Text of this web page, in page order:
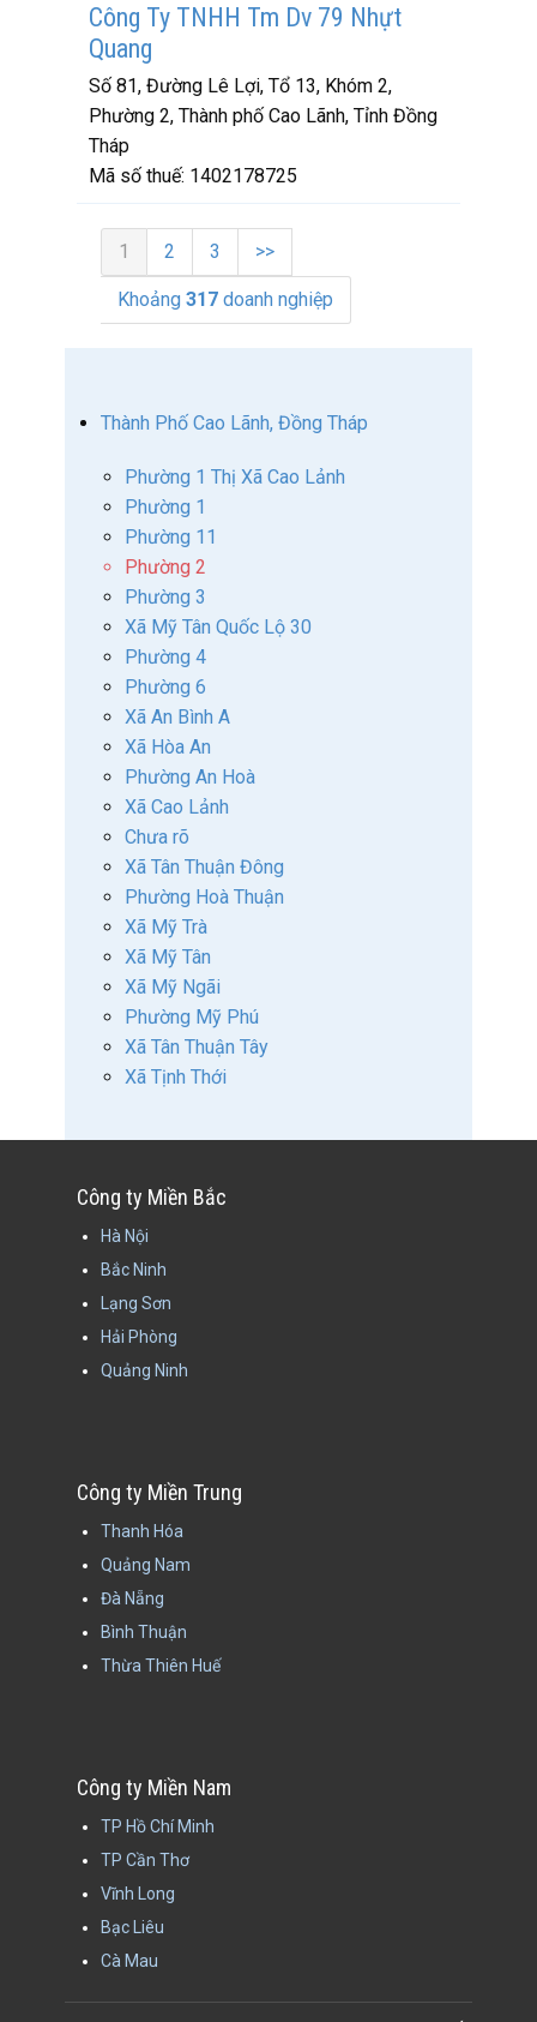
Công Ty TNHH Tm Dv 79 Nhựt
Quang
Số 81, Đường Lê Lợi, Tổ 13, Khóm 2,
Phường 2, Thành phố Cao Lãnh, Tỉnh Đồng
Tháp
Mã số thuế: 1402178725
1 2 3 >>
Khoảng 317 doanh nghiệp
Thành Phố Cao Lãnh, Đồng Tháp
Phường 1 Thị Xã Cao Lảnh
Phường 1
Phường 11
Phường 2
Phường 3
Xã Mỹ Tân Quốc Lộ 30
Phường 4
Phường 6
Xã An Bình A
Xã Hòa An
Phường An Hoà
Xã Cao Lảnh
Chưa rõ
Xã Tân Thuận Đông
Phường Hoà Thuận
Xã Mỹ Trà
Xã Mỹ Tân
Xã Mỹ Ngãi
Phường Mỹ Phú
Xã Tân Thuận Tây
Xã Tịnh Thới
Công ty Miền Bắc
Hà Nội
Bắc Ninh
Lạng Sơn
Hải Phòng
Quảng Ninh
Công ty Miền Trung
Thanh Hóa
Quảng Nam
Đà Nẵng
Bình Thuận
Thừa Thiên Huế
Công ty Miền Nam
TP Hồ Chí Minh
TP Cần Thơ
Vĩnh Long
Bạc Liêu
Cà Mau